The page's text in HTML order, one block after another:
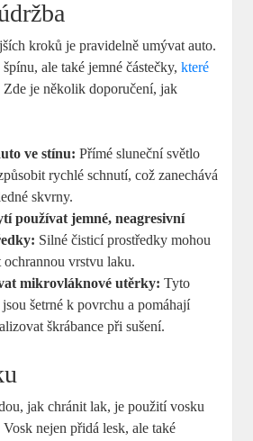
kroků je pravidelně umývat auto.
ale také jemné částečky,které
Zde je několik doporučení, jak
ve stínu: Přímé sluneční světlo
rychlé schnutí, což zanechává
skvrny.
používat jemné, neagresivní
Silné čisticí prostředky mohou
ochrannou vrstvu laku.
mikrovláknové utěrky: Tyto
šetrné k povrchu a pomáhají
škrábance při sušení.
jak chránit lak, je použití vosku
nejen přidá lesk, ale také